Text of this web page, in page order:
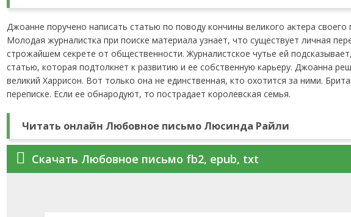
Джоанне поручено написать статью по поводу кончины великого актера
Молодая журналистка при поиске материала узнает, что существует личная
строжайшем секрете от общественности. Журналистское чутье ей
статью, которая подтолкнет к развитию и ее собственную карьеру. Джоанна
великий Харрисон. Вот только она не единственная, кто охотится за ними.
переписке. Если ее обнародуют, то пострадает королевская семья.
Читать онлайн Любовное письмо Люсинда Райли
Скачать Любовное письмо fb2, epub, txt